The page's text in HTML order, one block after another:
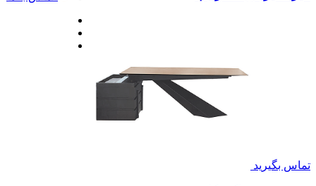
تماس بگیرید